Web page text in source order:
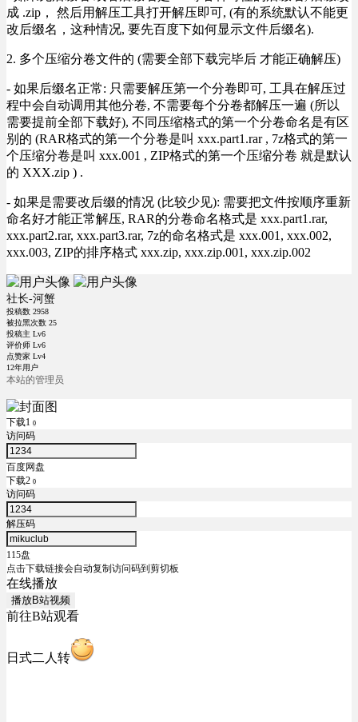
成 .zip， 然后用解压工具打开解压即可, (有的系统默认不能更
改后缀名，这种情况, 要先百度下如何显示文件后缀名).
2. 多个压缩分卷文件的 (需要全部下载完毕后 才能正确解压)
- 如果后缀名正常: 只需要解压第一个分卷即可, 工具在解压过
程中会自动调用其他分卷, 不需要每个分卷都解压一遍 (所以
需要提前全部下载好), 不同压缩格式的第一个分卷命名是有区
别的 (RAR格式的第一个分卷是叫 xxx.part1.rar , 7z格式的第一
个压缩分卷是叫 xxx.001 , ZIP格式的第一个压缩分卷 就是默认
的 XXX.zip ) .
- 如果是需要改后缀的情况 (比较少见): 需要把文件按顺序重新
命名好才能正常解压, RAR的分卷命名格式是 xxx.part1.rar,
xxx.part2.rar, xxx.part3.rar, 7z的命名格式是 xxx.001, xxx.002,
xxx.003, ZIP的排序格式 xxx.zip, xxx.zip.001, xxx.zip.002
社长-河蟹
投稿数 2958
被拉黑次数 25
投稿主 Lv6
评价师 Lv6
点赞家 Lv4
12年用户
本站的管理员
下载1 0
访问码
百度网盘
下载2 0
访问码
解压码
115盘
点击下载链接会自动复制访问码到剪切板
在线播放
播放B站视频
前往B站观看
日式二人转